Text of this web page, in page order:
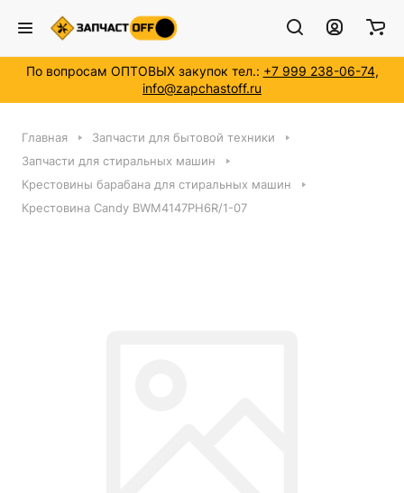
По вопросам ОПТОВЫХ закупок тел.: +7 999 238-06-74,
info@zapchastoff.ru
Главная
Запчасти для бытовой техники
Запчасти для стиральных машин
Крестовины барабана для стиральных машин
Крестовина Candy BWM4147PH6R/1-07